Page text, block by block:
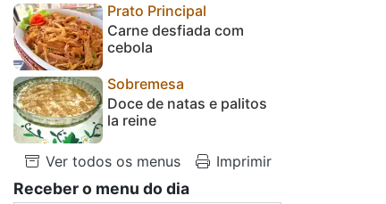
Prato Principal
Carne desfiada com
cebola
Sobremesa
Doce de natas e palitos
la reine
Ver todos os menus Imprimir
Receber o menu do dia